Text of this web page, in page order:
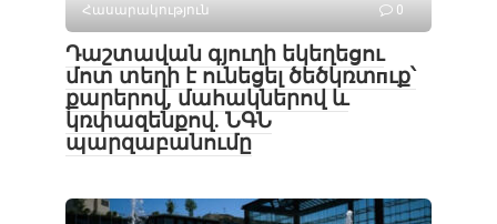
Հասարակություն 0
Դաշտավան գյուղի եկեղեցու
մոտ տեղի է ունեցել ծեծկռտпւք՝
քարերով, մահակներով և
կռփազենքով. ՆԳՆ
պարզաբանումը